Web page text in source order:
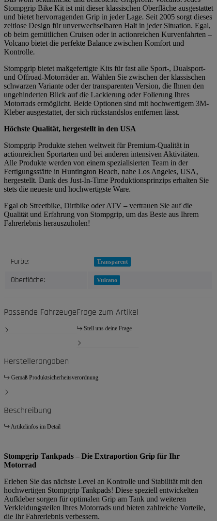
Stompgrip Bike Kit ist mit dieser klassischen Oberfläche ausgestattet
und bietet hervorragenden Grip in jeder Lage. Seit 2005 sorgt dieses
zeitlose Design für unverwechselbaren Halt in jeder Situation. Egal,
ob beim gemütlichen Cruisen oder in actionreichen Kurvenfahrten –
Volcano bietet die perfekte Balance zwischen Komfort und
Kontrolle.
Stompgrip bietet maßgefertigte Kits für fast alle Sport-, Dualsport-
und Offroad-Motorräder an. Wählen Sie zwischen der klassischen
schwarzen Variante oder der transparenten Version, die Ihnen den
ungehinderten Blick auf die Lackierung oder Folierung Ihres
Motorrads ermöglicht. Beide Optionen sind mit hochwertigem 3M-
Kleber ausgestattet, der sich rückstandslos entfernen lässt.
Höchste Qualität, hergestellt in den USA
Stompgrip Produkte stehen weltweit für Premium-Qualität in
actionreichen Sportarten und bei anderen intensiven Aktivitäten.
Alle Produkte werden von einem spezialisierten Team in der
Fertigungsstätte in Huntington Beach, nahe Los Angeles, USA,
hergestellt. Dank des Just-In-Time Produktionsprinzips erhalten Sie
stets die neueste und hochwertigste Ware.
Egal ob Streetbike, Dirtbike oder ATV – vertrauen Sie auf die
Qualität und Erfahrung von Stompgrip, um das Beste aus Ihrem
Fahrerlebnis herauszuholen!
Produkteigenschaft
Wert
Farbe: Transparent
Oberfläche: Vulcano
Passende FahrzeugeFrage zum Artikel
Stell uns deine Frage
Herstellerangaben
Gemäß Produktsicherheitsverordnung
Beschreibung
Artikelinfos im Detail
Stompgrip Tankpads – Die Extraportion Grip für Ihr
Motorrad
Erleben Sie das nächste Level an Kontrolle und Stabilität mit den
hochwertigen Stompgrip Tankpads! Diese speziell entwickelten
Aufkleber sorgen für optimalen Grip am Tank und weiteren
Verkleidungsteilen Ihres Motorrads und bieten zahlreiche Vorteile,
die Ihr Fahrerlebnis verbessern.